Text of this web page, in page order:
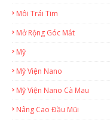
Môi Trái Tim
Mở Rộng Góc Mắt
Mỹ
Mỹ Viện Nano
Mỹ Viện Nano Cà Mau
Nâng Cao Đầu Mũi